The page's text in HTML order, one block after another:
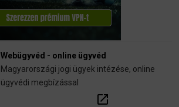
Webügyvéd - online ügyvéd
Magyarországi jogi ügyek intézése, online
ügyvédi megbízással
open_in_new